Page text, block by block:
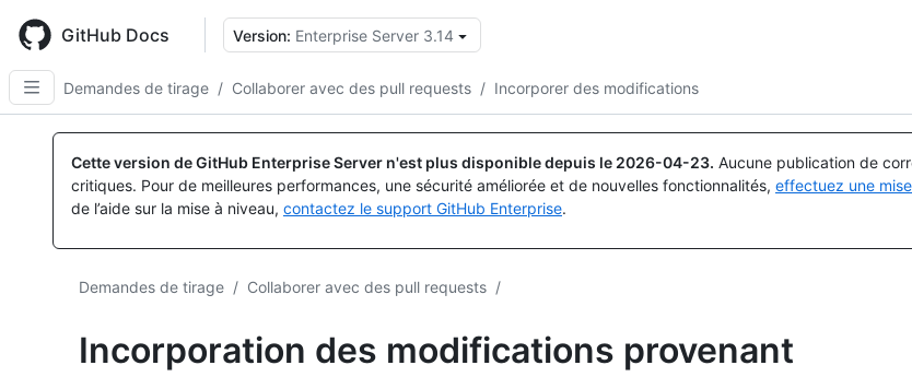
main
content
GitHub Docs Version: Enterprise Server 3.14
Demandes de tirage / Collaborer avec des pull requests / Incorporer des modifications
Cette version de GitHub Enterprise Server n'est plus disponible depuis le 2026-04-23. Aucune publication de
critiques. Pour de meilleures performances, une sécurité améliorée et de nouvelles fonctionnalités, effectuez une
de l’aide sur la mise à niveau, contactez le support GitHub Enterprise.
Demandes de tirage / Collaborer avec des pull requests /
Incorporation des modifications provenant